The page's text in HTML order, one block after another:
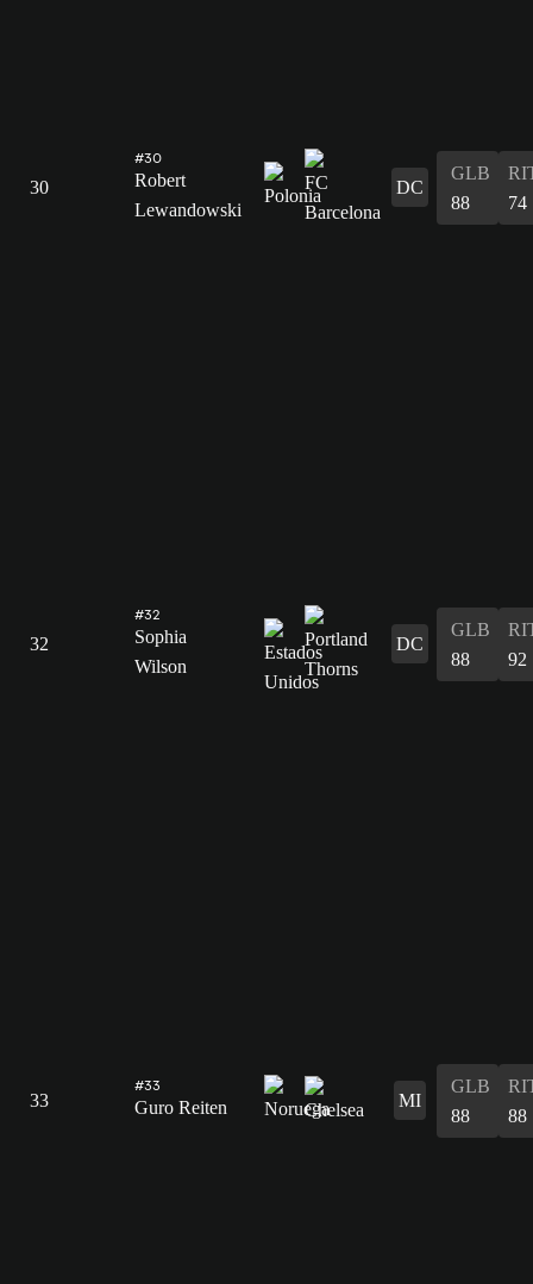
30
#30
Robert
Lewandowski
DC
GLB
88
74
32
#32
Sophia
Wilson
DC
GLB
88
92
33
#33
Guro Reiten MI
GLB
88
88